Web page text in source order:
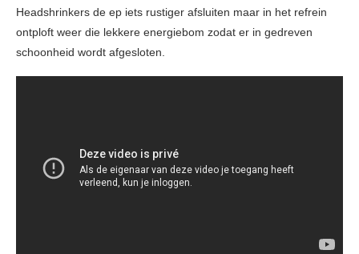
Headshrinkers de ep iets rustiger afsluiten maar in het refrein
ontploft weer die lekkere energiebom zodat er in gedreven
schoonheid wordt afgesloten.